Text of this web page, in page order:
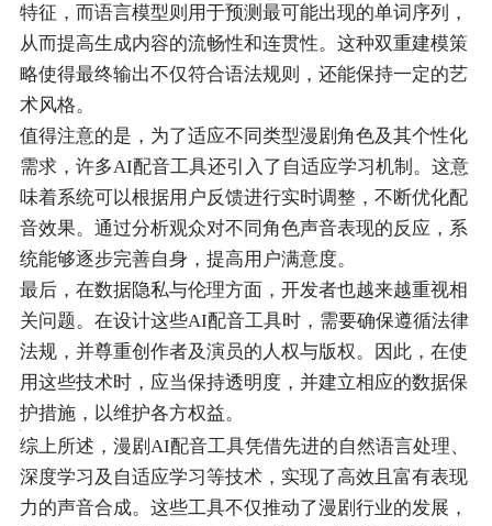
特征，而语言模型则用于预测最可能出现的单词序列，
从而提高生成内容的流畅性和连贯性。这种双重建模策
略使得最终输出不仅符合语法规则，还能保持一定的艺
术风格。
值得注意的是，为了适应不同类型漫剧角色及其个性化
需求，许多AI配音工具还引入了自适应学习机制。这意
味着系统可以根据用户反馈进行实时调整，不断优化配
音效果。通过分析观众对不同角色声音表现的反应，系
统能够逐步完善自身，提高用户满意度。
最后，在数据隐私与伦理方面，开发者也越来越重视相
关问题。在设计这些AI配音工具时，需要确保遵循法律
法规，并尊重创作者及演员的人权与版权。因此，在使
用这些技术时，应当保持透明度，并建立相应的数据保
护措施，以维护各方权益。
综上所述，漫剧AI配音工具凭借先进的自然语言处理、
深度学习及自适应学习等技术，实现了高效且富有表现
力的声音合成。这些工具不仅推动了漫剧行业的发展，